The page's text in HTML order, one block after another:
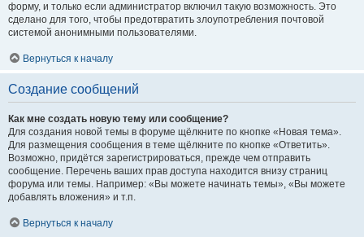
форму, и только если администратор включил такую возможность. Это
сделано для того, чтобы предотвратить злоупотребления почтовой
системой анонимными пользователями.
Вернуться к началу
Создание сообщений
Как мне создать новую тему или сообщение?
Для создания новой темы в форуме щёлкните по кнопке «Новая тема».
Для размещения сообщения в теме щёлкните по кнопке «Ответить».
Возможно, придётся зарегистрироваться, прежде чем отправить
сообщение. Перечень ваших прав доступа находится внизу страниц
форума или темы. Например: «Вы можете начинать темы», «Вы можете
добавлять вложения» и т.п.
Вернуться к началу